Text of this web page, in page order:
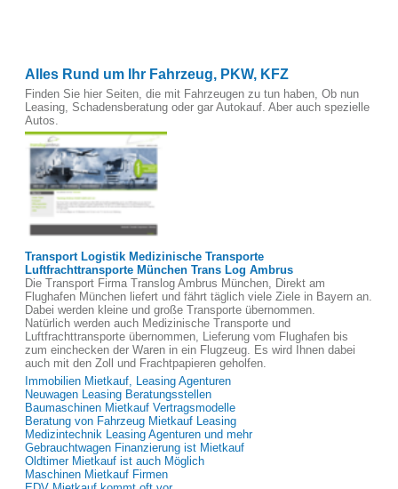
Alles Rund um Ihr Fahrzeug, PKW, KFZ
Finden Sie hier Seiten, die mit Fahrzeugen zu tun haben, Ob nun
Leasing, Schadensberatung oder gar Autokauf. Aber auch spezielle
Autos.
Transport Logistik Medizinische Transporte
Luftfrachttransporte München Trans Log Ambrus
Die Transport Firma Translog Ambrus München, Direkt am
Flughafen München liefert und fährt täglich viele Ziele in Bayern an.
Dabei werden kleine und große Transporte übernommen.
Natürlich werden auch Medizinische Transporte und
Luftfrachttransporte übernommen, Lieferung vom Flughafen bis
zum einchecken der Waren in ein Flugzeug. Es wird Ihnen dabei
auch mit den Zoll und Frachtpapieren geholfen.
Immobilien Mietkauf, Leasing Agenturen
Neuwagen Leasing Beratungsstellen
Baumaschinen Mietkauf Vertragsmodelle
Beratung von Fahrzeug Mietkauf Leasing
Medizintechnik Leasing Agenturen und mehr
Gebrauchtwagen Finanzierung ist Mietkauf
Oldtimer Mietkauf ist auch Möglich
Maschinen Mietkauf Firmen